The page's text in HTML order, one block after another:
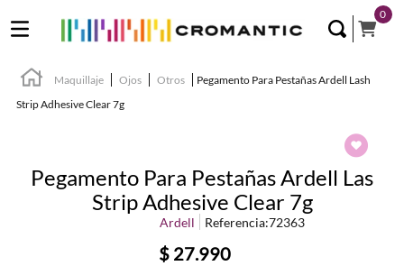
0
Maquillaje Ojos Otros
Pegamento Para Pestañas Ardell Lash
Strip Adhesive Clear 7g
Pegamento Para Pestañas Ardell Las
Strip Adhesive Clear 7g
Ardell Referencia:72363
$ 27.990